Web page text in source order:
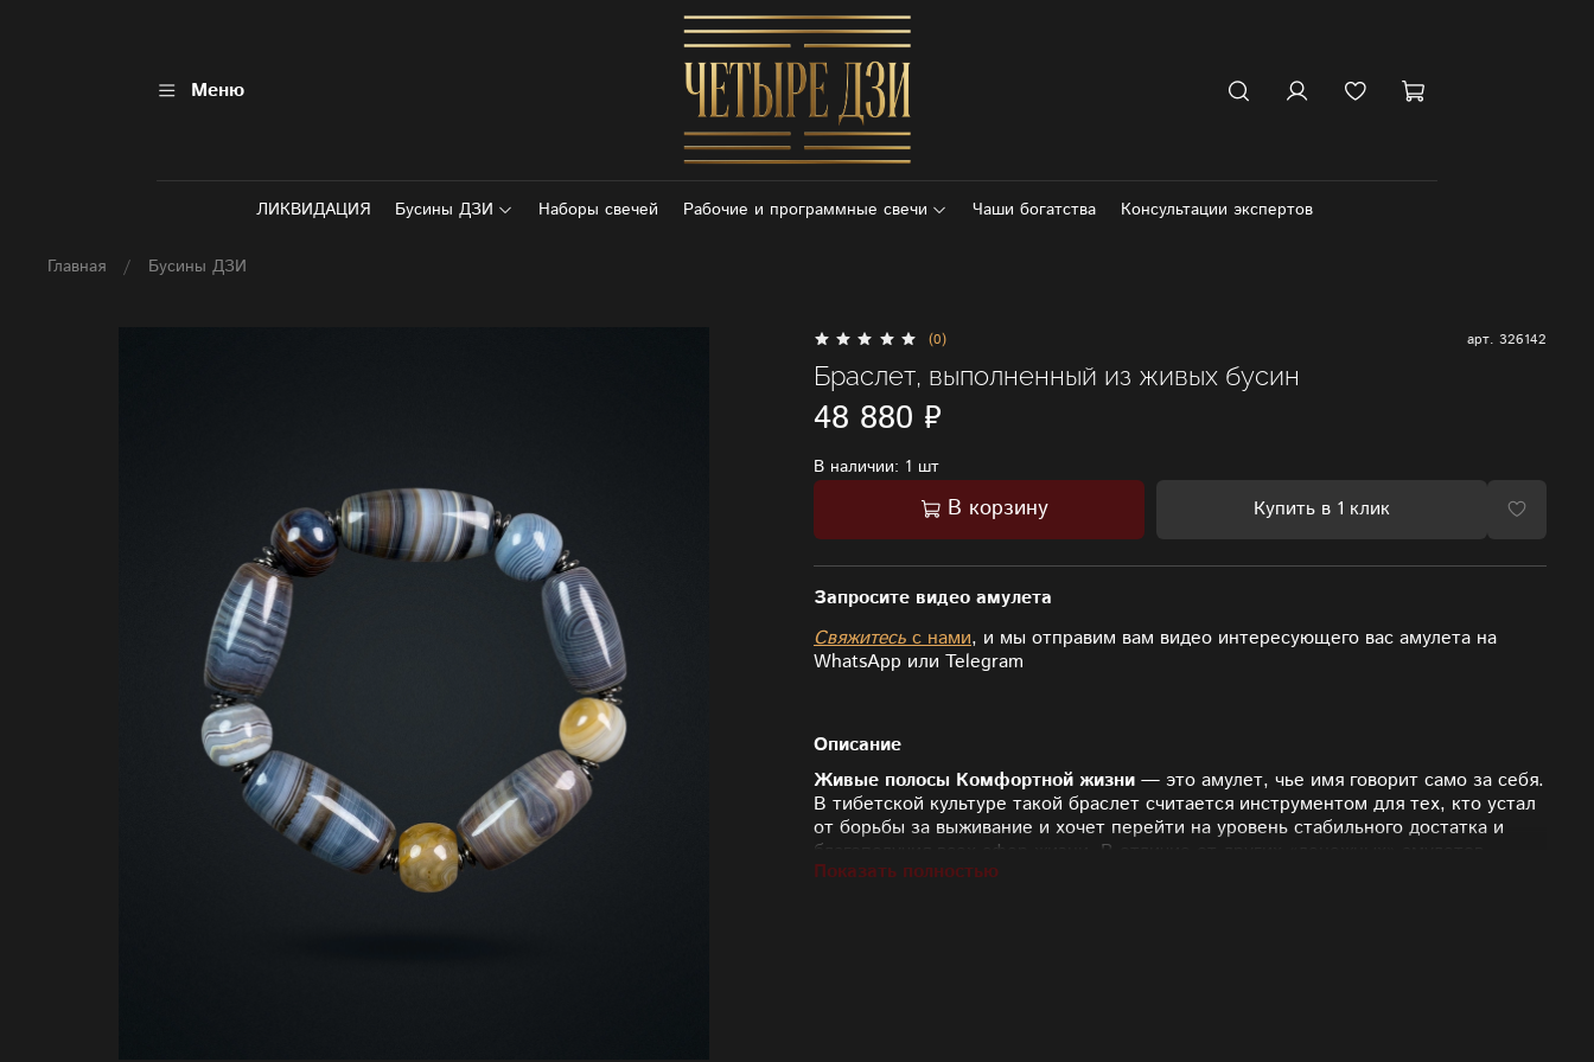
Меню
ЛИКВИДАЦИЯ Бусины ДЗИ Наборы свечей Рабочие и программные свечи Чаши богатства Консультации экспертов
Главная Бусины ДЗИ
(0) арт. 326142
Браслет, выполненный из живых бусин
48 880 ₽
В наличии: 1 шт
В корзину Купить в 1 клик
Запросите видео амулета
Свяжитесьс нами, и мы отправим вам видео интересующего вас амулета на
WhatsApp или Telegram
Описание
Живые полосы Комфортной жизни — это амулет, чье имя говорит само за себя.
В тибетской культуре такой браслет считается инструментом для тех, кто устал
от борьбы за выживание и хочет перейти на уровень стабильного достатка и
благополучия всех сфер жизни. В отличие от других «денежных» амулетов,
действие природной Дзи Комфортная жизнь направлено не на разовый куш, а на
Показать полностью